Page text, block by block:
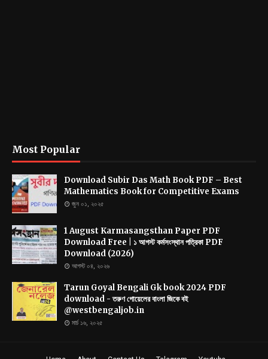
Most Popular
Download Subir Das Math Book PDF – Best
Mathematics Book for Competitive Exams
জুন ০১, ২০২৫
1 August Karmasangsthan Paper PDF
Download Free | ১ আগস্ট কর্মসংস্থান পত্রিকা PDF
Download (2026)
আগস্ট ০৪, ২০২৬
Tarun Goyal Bengali Gk book 2024 PDF
download - তরুণ গোয়েলের বাংলা জিকে বই
@westbengaljob.in
মার্চ ১৬, ২০২৫